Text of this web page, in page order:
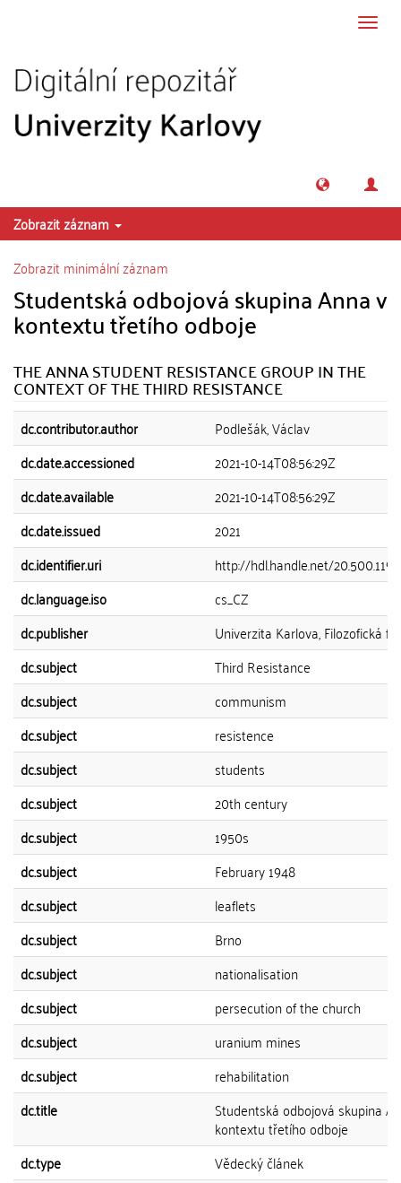
Zobrazit záznam
Zobrazit minimální záznam
Studentská odbojová skupina Anna v
kontextu třetího odboje
THE ANNA STUDENT RESISTANCE GROUP IN THE
CONTEXT OF THE THIRD RESISTANCE
dc.contributor.author
Podlešák, Václav
dc.date.accessioned
2021-10-14T08:56:29Z
dc.date.available
2021-10-14T08:56:29Z
dc.date.issued
2021
dc.identifier.uri
http://hdl.handle.net/
dc.language.iso
cs_CZ
dc.publisher
Univerzita Karlova, Filozofická
dc.subject
Third Resistance
dc.subject
communism
dc.subject
resistence
dc.subject
students
dc.subject
20th century
dc.subject
1950s
dc.subject
February 1948
dc.subject
leaflets
dc.subject
Brno
dc.subject
nationalisation
dc.subject
persecution of the church
dc.subject
uranium mines
dc.subject
rehabilitation
dc.title
Studentská odbojová skupina
kontextu třetího odboje
dc.type
Vědecký článek